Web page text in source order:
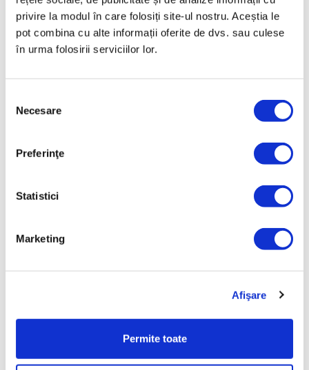
privire la modul în care folosiți site-ul nostru. Aceștia le
pot combina cu alte informații oferite de dvs. sau culese
în urma folosirii serviciilor lor.
consimțământului
Necesare
Preferinţe
Statistici
Marketing
Afişare
Permite toate
crăpături care nu afectează performanțele produsului
și pagubele provocate de utilizarea
necorespunzătoare.
FELIX SOLINGEN GmbH, An den Eichen 6, 42699
Solingen
Placă de furnir din stejar brun